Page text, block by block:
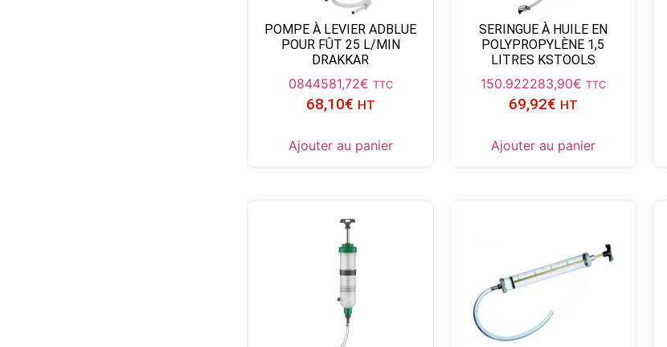
POMPE À LEVIER ADBLUE
POUR FÛT 25 L/MIN
DRAKKAR
0844581,72€ TTC
68,10€ HT
Ajouter au panier
SERINGUE À HUILE EN
POLYPROPYLÈNE 1,5
LITRES KSTOOLS
150.922283,90€ TTC
69,92€ HT
Ajouter au panier